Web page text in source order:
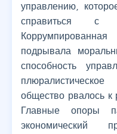
управлению,
справиться с
подрывала
способность
общество рвалось к
Главные опоры
экономический